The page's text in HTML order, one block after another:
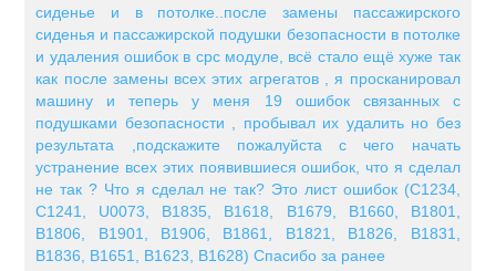
сиденье и в потолке..после замены пассажирского
сиденья и пассажирской подушки безопасности в потолке
и удаления ошибок в срс модуле, всё стало ещё хуже так
как после замены всех этих агрегатов , я просканировал
машину и теперь у меня 19 ошибок связанных с
подушками безопасности , пробывал их удалить но без
результата ,подскажите пожалуйста с чего начать
устранение всех этих появившиеся ошибок, что я сделал
не так ? Что я сделал не так? Это лист ошибок (C1234,
C1241, U0073, B1835, B1618, B1679, B1660, B1801,
B1806, B1901, B1906, B1861, B1821, B1826, B1831,
B1836, B1651, B1623, B1628) Спасибо за ранее